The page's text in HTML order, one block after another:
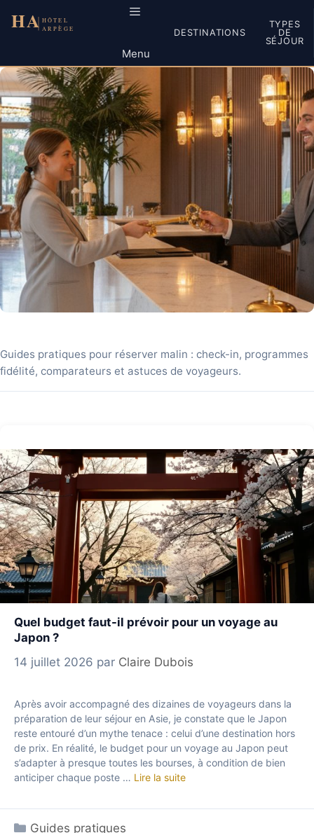
au
Menu
DESTINATIONS
TYPES
DE
SÉJOUR
Guides pratiques pour réserver malin : check-in, programmes
fidélité, comparateurs et astuces de voyageurs.
Quel budget faut-il prévoir pour un voyage au
Japon ?
14 juillet 2026 par Claire Dubois
Après avoir accompagné des dizaines de voyageurs dans la
préparation de leur séjour en Asie, je constate que le Japon
reste entouré d’un mythe tenace : celui d’une destination hors
de prix. En réalité, le budget pour un voyage au Japon peut
s’adapter à presque toutes les bourses, à condition de bien
anticiper chaque poste … Lire la suite
Catégories
Guides pratiques